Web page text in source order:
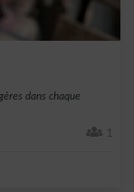
dans chaque
1